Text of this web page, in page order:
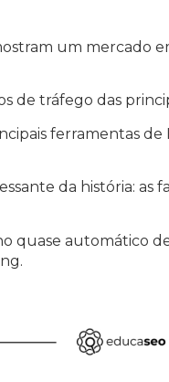
um mercado
de tráfego das
ferramentas de
da história:
quase automático